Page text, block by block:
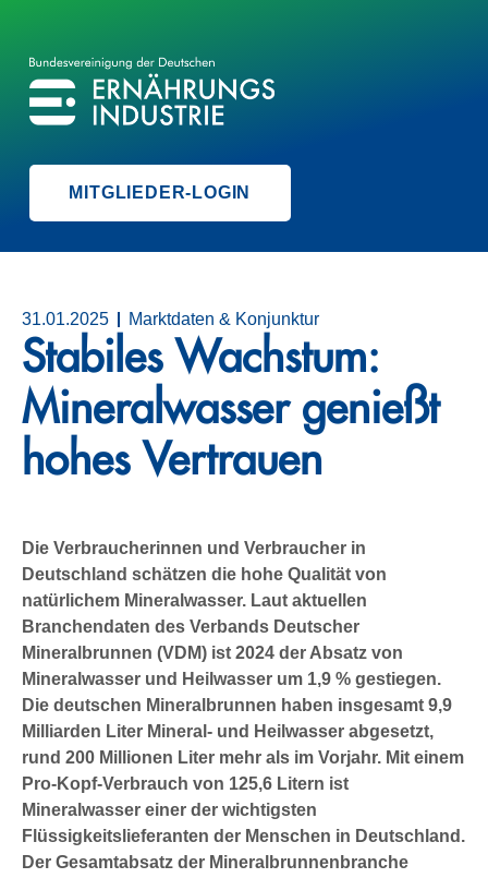
BVE
BUNDESVEREINIGUNG DER ERNÄHRUNGSINDUSTRIE
MITGLIEDER-LOGIN
31.01.2025 Marktdaten & Konjunktur
Stabiles Wachstum:
Mineralwasser genießt
hohes Vertrauen
Die Verbraucherinnen und Verbraucher in
Deutschland schätzen die hohe Qualität von
natürlichem Mineralwasser. Laut aktuellen
Branchendaten des Verbands Deutscher
Mineralbrunnen (VDM) ist 2024 der Absatz von
Mineralwasser und Heilwasser um 1,9 % gestiegen.
Die deutschen Mineralbrunnen haben insgesamt 9,9
Milliarden Liter Mineral- und Heilwasser abgesetzt,
rund 200 Millionen Liter mehr als im Vorjahr. Mit einem
Pro-Kopf-Verbrauch von 125,6 Litern ist
Mineralwasser einer der wichtigsten
Flüssigkeitslieferanten der Menschen in Deutschland.
Der Gesamtabsatz der Mineralbrunnenbranche